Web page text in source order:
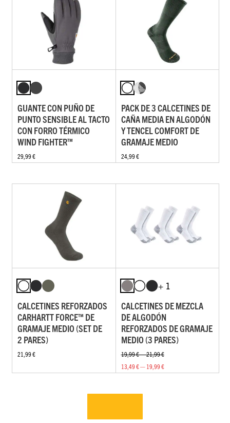
GUANTE CON PUÑO DE
PUNTO SENSIBLE AL TACTO
CON FORRO TÉRMICO
WIND FIGHTER™
29,99 €
PACK DE 3 CALCETINES DE
CAÑA MEDIA EN ALGODÓN
Y TENCEL COMFORT DE
GRAMAJE MEDIO
24,99 €
CALCETINES REFORZADOS
CARHARTT FORCE™ DE
GRAMAJE MEDIO (SET DE
2 PARES)
21,99 €
+ 1
CALCETINES DE MEZCLA
DE ALGODÓN
REFORZADOS DE GRAMAJE
MEDIO (3 PARES)
19,99 € — 21,99 €
13,49 € — 19,99 €